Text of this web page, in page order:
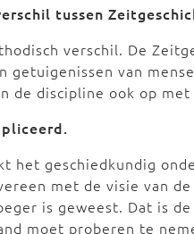
tussen
verschil. De
getuigenissen van
de discipline ook op
het geschiedkundig
met de visie van
is geweest. Dat is
moet proberen te